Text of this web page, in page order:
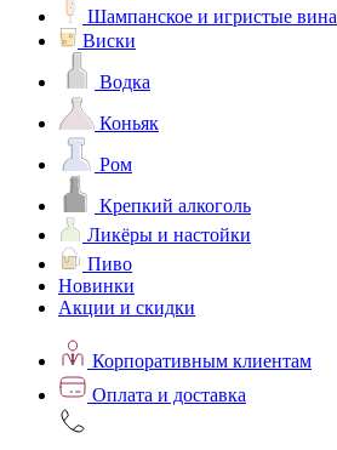
Шампанское и игристые вина
Виски
Водка
Коньяк
Ром
Крепкий алкоголь
Ликёры и настойки
Пиво
Новинки
Акции и скидки
Корпоративным клиентам
Оплата и доставка